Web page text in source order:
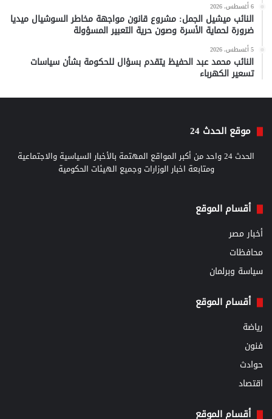
6 أغسطس، 2026
النائب ميشيل الجمل: مشروع قانون مواجهة مخاطر السوشيال ميديا
ضرورة لحماية الأسرة وصون حرية التعبير المسؤولة
5 أغسطس، 2026
النائب محمد عبد الحفيظ يتقدم بسؤال للحكومة بشأن سياسات
تسعير الكهرباء
موقع الحدث 24
الحدث 24 واحد من أكبر المواقع المهتمة بالأخبار السياسية والاجتماعية
ومتابعة اخبار الوزارات وجميع الهيئات الحكومية
أقسام الموقع
أخبار مصر
محافظات
سياسة وبرلمان
أقسام الموقع
رياضة
فنون
حوادث
اقتصاد
أقسام الموقع